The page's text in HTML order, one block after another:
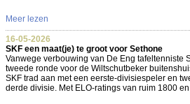
Meer lezen
16-05-2026
SKF een maat(je) te groot voor Sethone
Vanwege verbouwing van De Eng tafeltenniste
tweede ronde voor de Wiltschutbeker
SKF trad aan met een eerste-divisiespeler en
derde divisie. Met ELO-ratings van ruim 1800